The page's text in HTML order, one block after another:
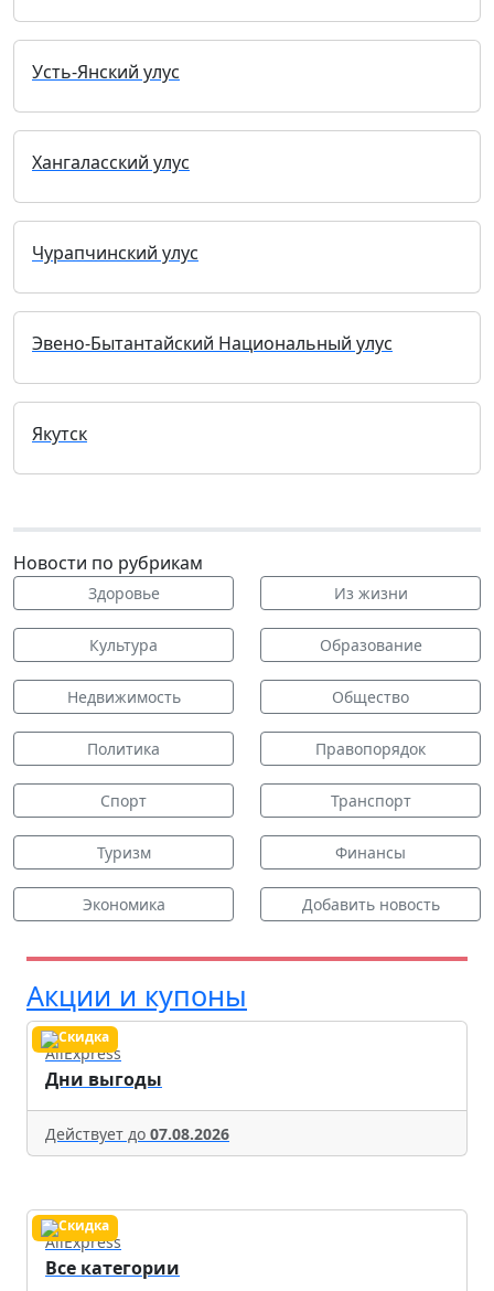
Усть-Янский улус
Хангаласский улус
Чурапчинский улус
Эвено-Бытантайский Национальный улус
Якутск
Новости по рубрикам
Здоровье Из жизни
Культура Образование
Недвижимость Общество
Политика Правопорядок
Спорт Транспорт
Туризм Финансы
Экономика Добавить новость
Акции и купоны
AliExpress
Дни выгоды
Действует до 07.08.2026
AliExpress
Все категории